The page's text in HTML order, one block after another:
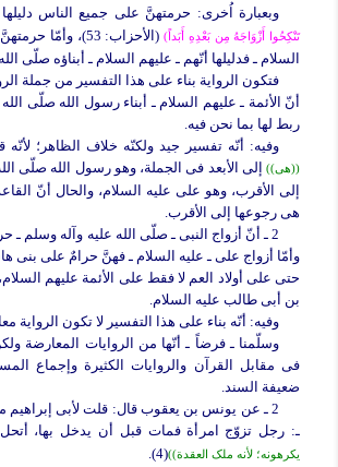
وبعبارة اُخرى: حرمتهنَّ على جمیع الناس دلیلها
تَنْکِحُوا أَزْوَاجَهُ مِن بَعْدِهِ أَبَداً)
(الأحزاب: 53)،
السلام ـ فدلیلها أنّهم ـ علیهم السلام ـ أبناؤه صلّى
فتکون الروایة بناء على هذا التفسیر من جملة
أنّ الأئمة ـ علیهم السلام ـ أبناء رسول الله صلّى
ربط لها بما نحن فیه.
وفیه: أنّه تفسیر جید ولکنّه خلاف الظاهر؛ لأنّه
((هی)) إلى الأبعد فی الجملة، وهو رسول الله صلّى
إلى الأقرب، وهو علی علیه السلام، والحال أنّ
هی رجوعها إلى الأقرب.
2 ـ أنّ أزواج النبی ـ صلّى الله علیه وآله وسلم ـ
وأمّا أزواج علی ـ علیه السلام ـ فهنَّ حرامٌ على بنی
حتى على أولاد العم لا فقط على الأئمة علیهم
بن أبی طالب علیه السلام.
وفیه: أنّه بناء على هذا التفسیر لا تکون الروایة
وسلّمنا ـ فرضاً ـ أنّها من الروایات المعارضة
فی مقابل القرآن والروایات الکثیرة وإجماع
ضعیفة السند.
2 ـ عن یونس بن یعقوب قال: قلت لأبی إبراهیم
ـ: رجل تزوّج امرأة فمات قبل أن یدخل بها، أتحل
یکرهونه؛ لأنه ملک العقدة))(4).